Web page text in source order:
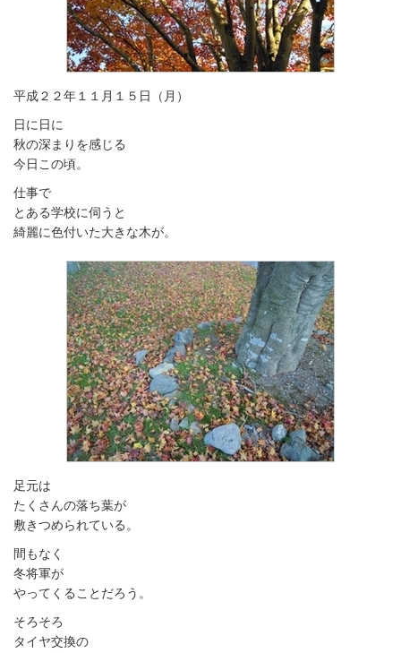
平成２２年１１月１５日（月）
日に日に
秋の深まりを感じる
今日この頃。
仕事で
とある学校に伺うと
綺麗に色付いた大きな木が。
足元は
たくさんの落ち葉が
敷きつめられている。
間もなく
冬将軍が
やってくることだろう。
そろそろ
タイヤ交換の